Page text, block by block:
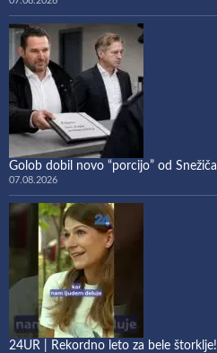
Golob dobil novo “porcijo” od Snežiča
07.08.2026
24UR | Rekordno leto za bele štorklje!